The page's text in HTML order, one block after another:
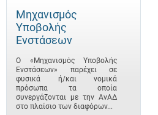
Μηχανισμός
Υποβολής
Ενστάσεων
Ο «Μηχανισμός Υποβολής
Ενστάσεων» παρέχει σε
φυσικά ή/και νομικά
πρόσωπα τα οποία
συνεργάζονται με την ΑνΑΔ
στο πλαίσιο των διαφόρων...